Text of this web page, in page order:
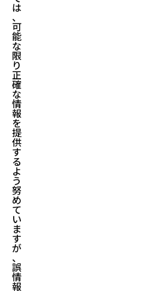
は
、
可
能
な
限
り
正
確
な
情
報
を
提
供
す
る
よ
う
努
め
て
い
ま
す
が
、
誤
情
報